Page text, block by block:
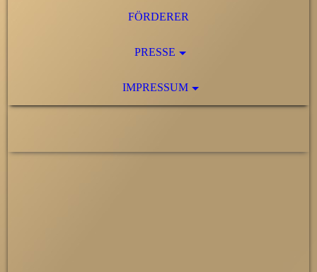
FÖRDERER
PRESSE
IMPRESSUM